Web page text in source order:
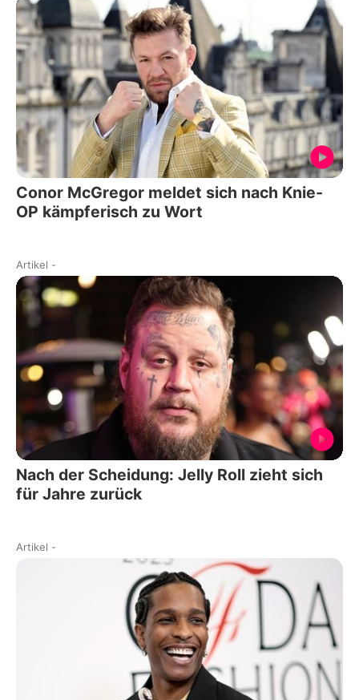
Conor McGregor meldet sich nach Knie-
OP kämpferisch zu Wort
Artikel -
Nach der Scheidung: Jelly Roll zieht sich
für Jahre zurück
Artikel -